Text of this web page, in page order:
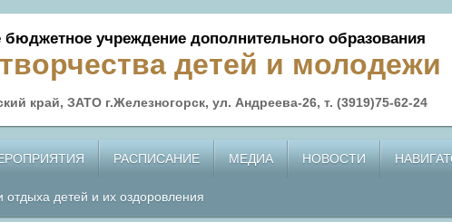
учреждение дополнительного образования
детей и молодежи
край, ЗАТО г.Железногорск, ул. Андреева-26, т. (3919)75-62-24
РАСПИСАНИЕ МЕДИА НОВОСТИ
отдыха детей и их оздоровления